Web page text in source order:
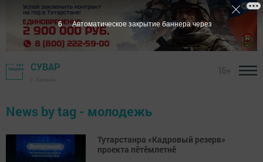
СУВАР
News by tag - молодежь
Тутарстанра «Кадровый резерв»
проекта пӗтӗмлетнӗ
5 Автоматическое закрытие баннера через